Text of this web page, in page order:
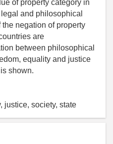
of property category in
and philosophical
negation of property
are
between philosophical
equality and justice
shown.
justice, society, state